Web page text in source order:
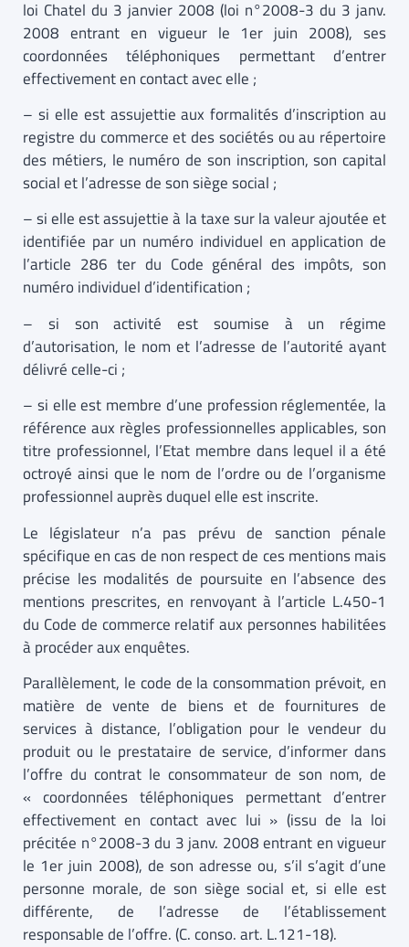
loi Chatel du 3 janvier 2008 (loi n°2008-3 du 3 janv.
2008 entrant en vigueur le 1er juin 2008), ses
coordonnées téléphoniques permettant d’entrer
effectivement en contact avec elle ;
– si elle est assujettie aux formalités d’inscription au
registre du commerce et des sociétés ou au répertoire
des métiers, le numéro de son inscription, son capital
social et l’adresse de son siège social ;
– si elle est assujettie à la taxe sur la valeur ajoutée et
identifiée par un numéro individuel en application de
l’article 286 ter du Code général des impôts, son
numéro individuel d’identification ;
– si son activité est soumise à un régime
d’autorisation, le nom et l’adresse de l’autorité ayant
délivré celle-ci ;
– si elle est membre d’une profession réglementée, la
référence aux règles professionnelles applicables, son
titre professionnel, l’Etat membre dans lequel il a été
octroyé ainsi que le nom de l’ordre ou de l’organisme
professionnel auprès duquel elle est inscrite.
Le législateur n’a pas prévu de sanction pénale
spécifique en cas de non respect de ces mentions mais
précise les modalités de poursuite en l’absence des
mentions prescrites, en renvoyant à l’article L.450-1
du Code de commerce relatif aux personnes habilitées
à procéder aux enquêtes.
Parallèlement, le code de la consommation prévoit, en
matière de vente de biens et de fournitures de
services à distance, l’obligation pour le vendeur du
produit ou le prestataire de service, d’informer dans
l’offre du contrat le consommateur de son nom, de
« coordonnées téléphoniques permettant d’entrer
effectivement en contact avec lui » (issu de la loi
précitée n°2008-3 du 3 janv. 2008 entrant en vigueur
le 1er juin 2008), de son adresse ou, s’il s’agit d’une
personne morale, de son siège social et, si elle est
différente, de l’adresse de l’établissement
responsable de l’offre. (C. conso. art. L.121-18).